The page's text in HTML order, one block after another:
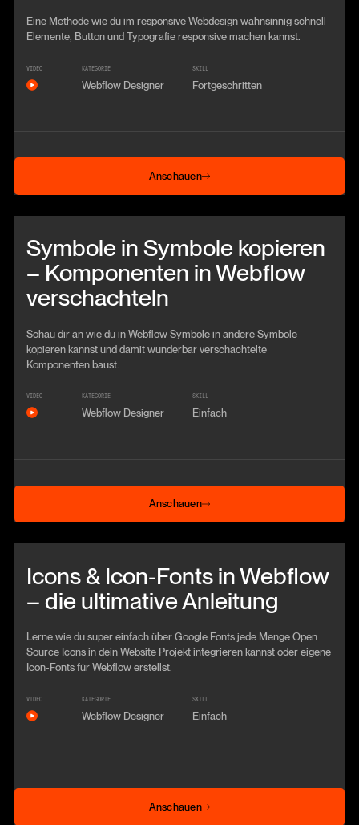
Eine Methode wie du im responsive Webdesign wahnsinnig schnell
Elemente, Button und Typografie responsive machen kannst.
VIDEO KATEGORIE
Webflow Designer
SKILL
Fortgeschritten
Anschauen
Anschauen
Symbole in Symbole kopieren
– Komponenten in Webflow
verschachteln
Schau dir an wie du in Webflow Symbole in andere Symbole
kopieren kannst und damit wunderbar verschachtelte
Komponenten baust.
VIDEO KATEGORIE
Webflow Designer
SKILL
Einfach
Anschauen
Anschauen
Icons & Icon-Fonts in Webflow
– die ultimative Anleitung
Lerne wie du super einfach über Google Fonts jede Menge Open
Source Icons in dein Website Projekt integrieren kannst oder eigene
Icon-Fonts für Webflow erstellst.
VIDEO KATEGORIE
Webflow Designer
SKILL
Einfach
Anschauen
Anschauen